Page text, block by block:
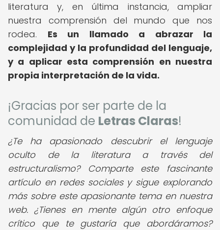
literatura y, en última instancia, ampliar
nuestra comprensión del mundo que nos
rodea. Es un llamado a abrazar la
complejidad y la profundidad del lenguaje,
y a aplicar esta comprensión en nuestra
propia interpretación de la vida.
¡Gracias por ser parte de la
comunidad de Letras Claras!
¿Te ha apasionado descubrir el lenguaje
oculto de la literatura a través del
estructuralismo? Comparte este fascinante
artículo en redes sociales y sigue explorando
más sobre este apasionante tema en nuestra
web. ¿Tienes en mente algún otro enfoque
crítico que te gustaría que abordáramos?